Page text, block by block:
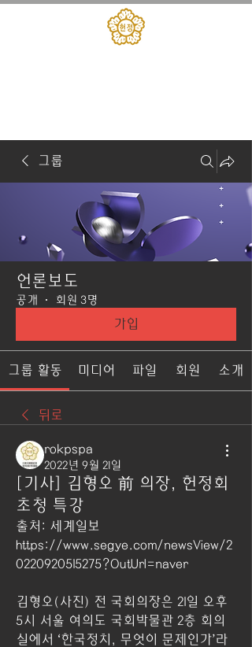
그룹
언론보도
공개 · 회원 3명
가입
그룹 활동 미디어 파일 회원 소개
뒤로
rokpspa
2022년 9월 21일
[기사] 김형오 前 의장, 헌정회
초청 특강
출처: 세계일보
https://www.segye.com/newsView/2
0220920515275?OutUrl=naver
김형오(사진) 전 국회의장은 21일 오후
5시 서울 여의도 국회박물관 2층 회의
실에서 ‘한국정치, 무엇이 문제인가’라